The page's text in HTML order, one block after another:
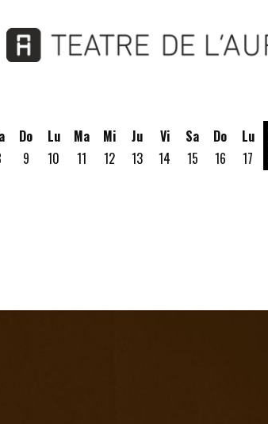
Do
9
Lu
10
Ma
11
Mi
12
Ju
13
Vi
14
Sa
15
Do
16
Lu
17